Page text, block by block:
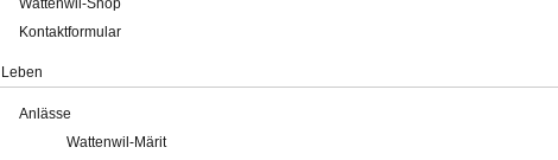
Kontaktformular
Leben
Anlässe
Wattenwil-Märit